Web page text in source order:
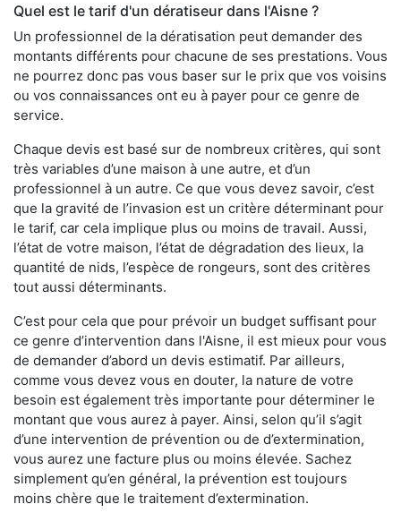
Quel est le tarif d'un dératiseur dans l'Aisne ?
Un professionnel de la dératisation peut demander des
montants différents pour chacune de ses prestations. Vous
ne pourrez donc pas vous baser sur le prix que vos voisins
ou vos connaissances ont eu à payer pour ce genre de
service.
Chaque devis est basé sur de nombreux critères, qui sont
très variables d’une maison à une autre, et d’un
professionnel à un autre. Ce que vous devez savoir, c’est
que la gravité de l’invasion est un critère déterminant pour
le tarif, car cela implique plus ou moins de travail. Aussi,
l’état de votre maison, l’état de dégradation des lieux, la
quantité de nids, l’espèce de rongeurs, sont des critères
tout aussi déterminants.
C’est pour cela que pour prévoir un budget suffisant pour
ce genre d’intervention dans l'Aisne, il est mieux pour vous
de demander d’abord un devis estimatif. Par ailleurs,
comme vous devez vous en douter, la nature de votre
besoin est également très importante pour déterminer le
montant que vous aurez à payer. Ainsi, selon qu’il s’agit
d’une intervention de prévention ou de d’extermination,
vous aurez une facture plus ou moins élevée. Sachez
simplement qu’en général, la prévention est toujours
moins chère que le traitement d’extermination.